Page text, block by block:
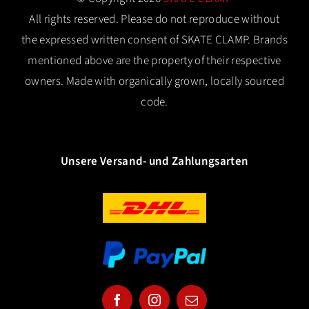
gewählt
werden
All rights reserved. Please do not reproduce without
the expressed written consent of SKATE CLAMP. Brands
mentioned above are the property of their respective
owners. Made with organically grown, locally sourced
code.
Unsere Versand- und Zahlungsarten